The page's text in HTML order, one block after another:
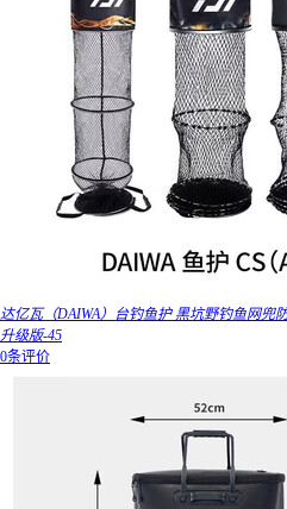
达亿瓦（DAIWA）台钓鱼护 黑坑野钓鱼网兜
升级版-45
0条评价